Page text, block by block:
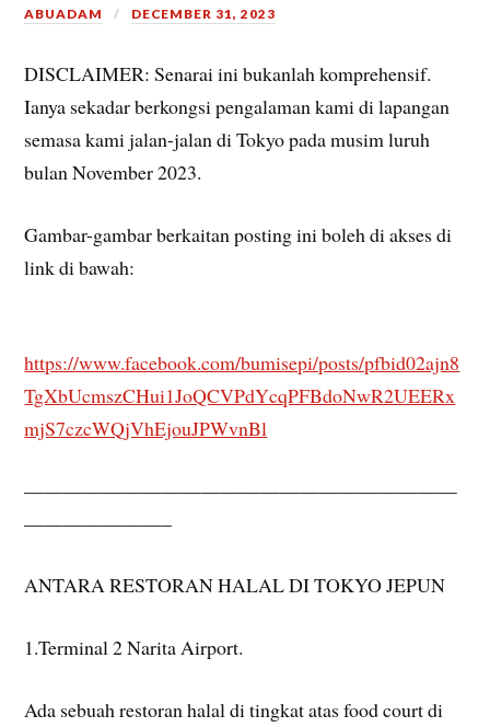
ABUADAM DECEMBER 31, 2023
DISCLAIMER: Senarai ini bukanlah komprehensif.
Ianya sekadar berkongsi pengalaman kami di lapangan
semasa kami jalan-jalan di Tokyo pada musim luruh
bulan November 2023.
Gambar-gambar berkaitan posting ini boleh di akses di
link di bawah:
https://www.facebook.com/bumisepi/posts/pfbid02ajn8
TgXbUcmszCHui1JoQCVPdYcqPFBdoNwR2UEERx
mjS7czcWQjVhEjouJPWvnBl
——————————————————————
———————–
ANTARA RESTORAN HALAL DI TOKYO JEPUN
1.Terminal 2 Narita Airport.
Ada sebuah restoran halal di tingkat atas food court di